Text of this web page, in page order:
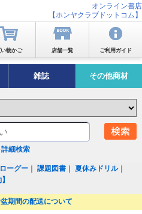
オンライン書店
【ホンヤクラブドットコム】
い物かご 店舗一覧 ご利用ガイド
雑誌 その他商材
詳細検索
ーグー ｜課題図書 ｜夏休みドリル｜
盆期間の配送について